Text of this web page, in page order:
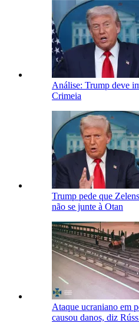
Análise: Trump deve
Crimeia
Trump pede que
não se junte à Otan
Ataque ucraniano em
causou danos, diz